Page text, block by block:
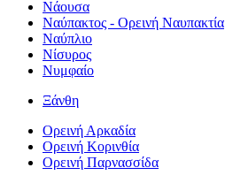
Νάουσα
Ναύπακτος - Ορεινή Ναυπακτία
Ναύπλιο
Νίσυρος
Νυμφαίο
Ξάνθη
Ορεινή Αρκαδία
Ορεινή Κορινθία
Ορεινή Παρνασσίδα